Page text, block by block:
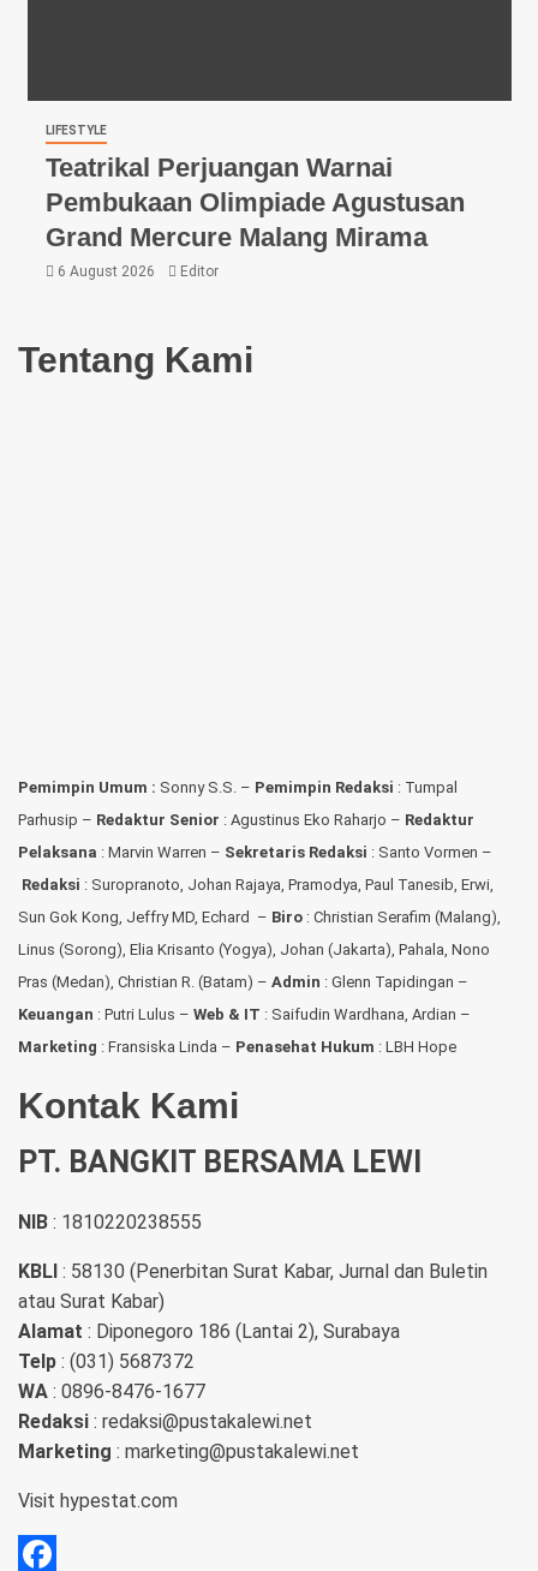
LIFESTYLE
Teatrikal Perjuangan Warnai
Pembukaan Olimpiade Agustusan
Grand Mercure Malang Mirama
6 August 2026 Editor
Tentang Kami
Pemimpin Umum : Sonny S.S. – Pemimpin Redaksi : Tumpal
Parhusip – Redaktur Senior : Agustinus Eko Raharjo – Redaktur
Pelaksana : Marvin Warren – Sekretaris Redaksi : Santo Vormen –
Redaksi : Suropranoto, Johan Rajaya, Pramodya, Paul Tanesib, Erwi,
Sun Gok Kong, Jeffry MD, Echard – Biro : Christian Serafim (Malang),
Linus (Sorong), Elia Krisanto (Yogya), Johan (Jakarta), Pahala, Nono
Pras (Medan), Christian R. (Batam) – Admin : Glenn Tapidingan –
Keuangan : Putri Lulus – Web & IT : Saifudin Wardhana, Ardian –
Marketing : Fransiska Linda – Penasehat Hukum : LBH Hope
Kontak Kami
PT. BANGKIT BERSAMA LEWI
NIB : 1810220238555
KBLI : 58130 (Penerbitan Surat Kabar, Jurnal dan Buletin
atau Surat Kabar)
Alamat : Diponegoro 186 (Lantai 2), Surabaya
Telp : (031) 5687372
WA : 0896-8476-1677
Redaksi : redaksi@pustakalewi.net
Marketing : marketing@pustakalewi.net
Visit hypestat.com